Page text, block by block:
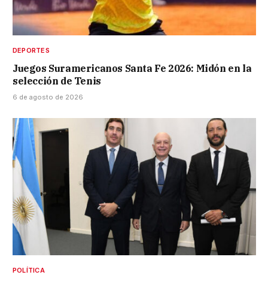
DEPORTES
Juegos Suramericanos Santa Fe 2026: Midón en la
selección de Tenis
6 de agosto de 2026
POLÍTICA